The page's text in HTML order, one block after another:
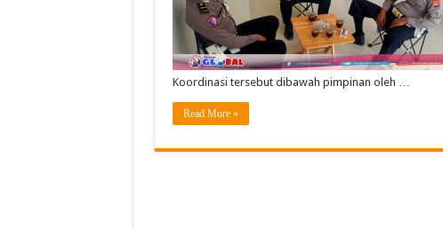
Koordinasi tersebut dibawah pimpinan oleh …
Read More »